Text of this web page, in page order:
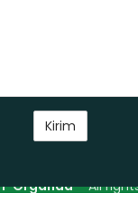
Organda– All